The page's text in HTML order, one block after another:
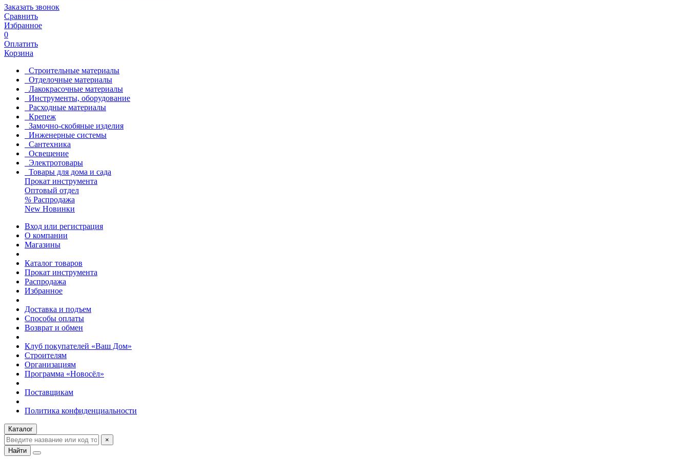
Заказать звонок
Сравнить
Избранное
0
Оплатить
Корзина
Строительные материалы
Отделочные материалы
Лакокрасочные материалы
Инструменты, оборудование
Расходные материалы
Крепеж
Замочно-скобяные изделия
Инженерные системы
Сантехника
Освещение
Электротовары
Товары для дома и сада
Прокат инструмента
Оптовый отдел
% Распродажа
New Новинки
Вход или регистрация
О компании
Магазины
Каталог товаров
Прокат инструмента
Распродажа
Избранное
Доставка и подъем
Способы оплаты
Возврат и обмен
Клуб покупателей «Ваш Дом»
Строителям
Организациям
Программа «Новосёл»
Поставщикам
Политика конфиденциальности
Каталог
×
Найти